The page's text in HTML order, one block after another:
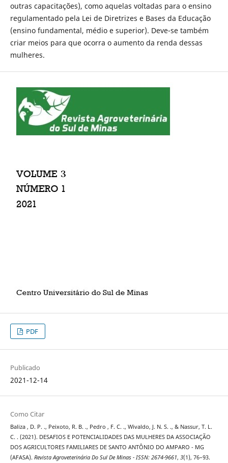
outras capacitações), como aquelas voltadas para o ensino
regulamentado pela Lei de Diretrizes e Bases da Educação
(ensino fundamental, médio e superior). Deve-se também
criar meios para que ocorra o aumento da renda dessas
mulheres.
PDF
Publicado
2021-12-14
Como Citar
Baliza , D. P. ., Peixoto, R. B. ., Pedro , F. C. ., Wivaldo, J. N. S. ., & Nassur, T. L.
C. . (2021). DESAFIOS E POTENCIALIDADES DAS MULHERES DA ASSOCIAÇÃO
DOS AGRICULTORES FAMILIARES DE SANTO ANTÔNIO DO AMPARO - MG
(AFASA). Revista Agroveterinária Do Sul De Minas - ISSN: 2674-9661, 3(1), 76–93.